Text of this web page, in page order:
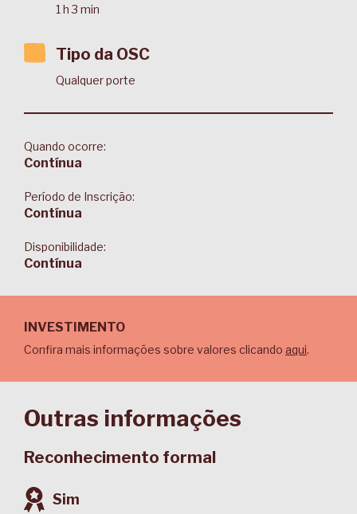
1 h 3 min
Tipo da OSC
Qualquer porte
Quando ocorre:
Contínua
Período de Inscrição:
Contínua
Disponibilidade:
Contínua
INVESTIMENTO
Confira mais informações sobre valores clicando aqui.
Outras informações
Reconhecimento formal
Sim